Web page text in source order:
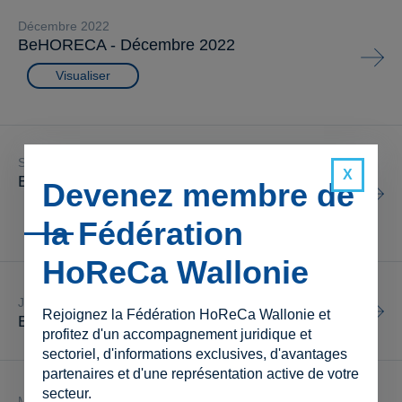
décembre 2022
BeHORECA - Décembre 2022
Visualiser
BeHORECA - Septembre 2022
BeHORECA - Juin 2022
Visualiser
Devenez membre de
la Fédération
HoReCa Wallonie
Rejoignez la Fédération HoReCa Wallonie et
profitez d'un accompagnement juridique et
sectoriel, d'informations exclusives, d'avantages
partenaires et d'une représentation active de votre
secteur.